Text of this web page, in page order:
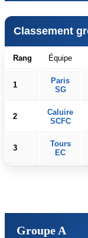
Classement
Rang Équipe
1
Paris
SG
2
Caluire
SCFC
3
Tours
EC
Groupe A